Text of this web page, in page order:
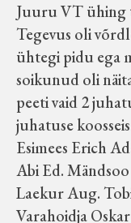
Juuru VT ühing
Tegevus oli
ühtegi pidu ega
soikunud oli
peeti vaid 2
juhatuse
Esimees Erich
Abi Ed.
Laekur Aug.
Varahoidja